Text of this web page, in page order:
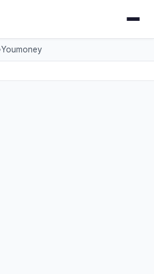
Youmoney